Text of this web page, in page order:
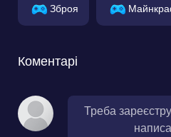
Зброя
Коментарі
Треба